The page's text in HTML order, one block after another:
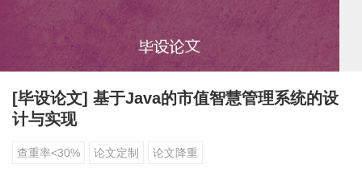
[毕设论文] 基于Java的市值智慧管理系统的设
计与实现
查重率<30% 论文定制 论文降重